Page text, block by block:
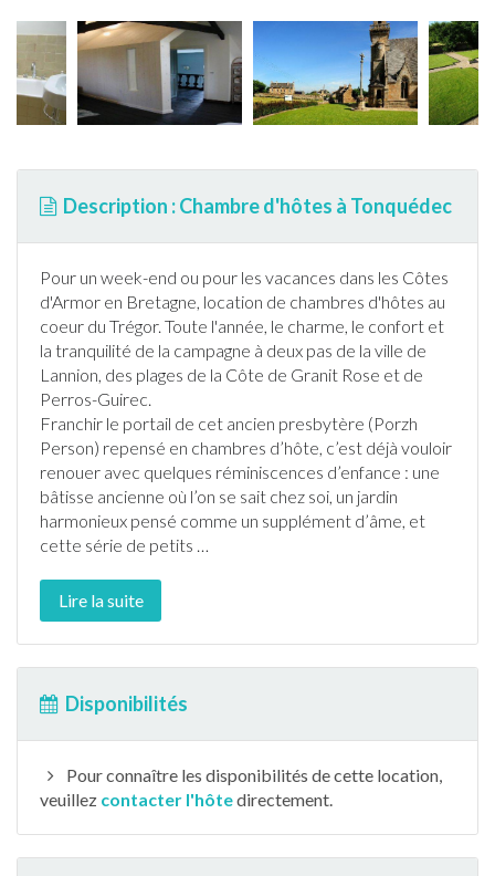
Description : Chambre d'hôtes à Tonquédec
Pour un week-end ou pour les vacances dans les Côtes
d'Armor en Bretagne, location de chambres d'hôtes au
coeur du Trégor. Toute l'année, le charme, le confort et
la tranquilité de la campagne à deux pas de la ville de
Lannion, des plages de la Côte de Granit Rose et de
Perros-Guirec.
Franchir le portail de cet ancien presbytère (Porzh
Person) repensé en chambres d’hôte, c’est déjà vouloir
renouer avec quelques réminiscences d’enfance : une
bâtisse ancienne où l’on se sait chez soi, un jardin
harmonieux pensé comme un supplément d’âme, et
cette série de petits …
Lire la suite
Disponibilités
Pour connaître les disponibilités de cette location,
veuillez contacter l'hôtedirectement.